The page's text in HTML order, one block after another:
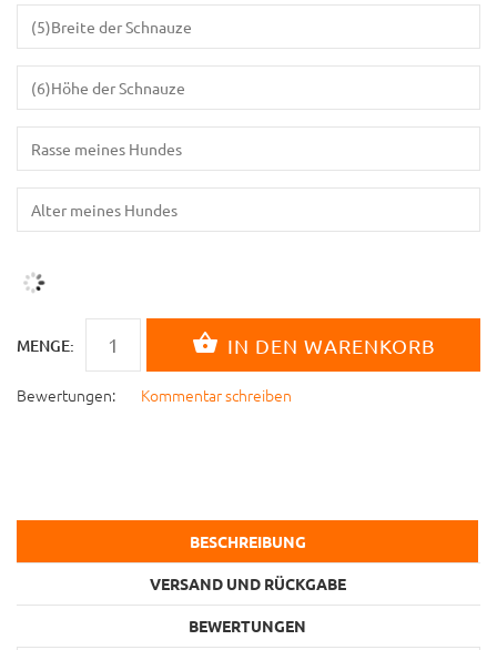
MENGE:
Bewertungen: Kommentar schreiben
BESCHREIBUNG
VERSAND UND RÜCKGABE
BEWERTUNGEN